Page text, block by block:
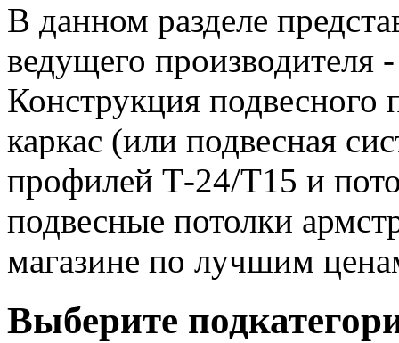
В данном разделе
ведущего
Конструкция подвесного
каркас (или подвесная
профилей Т-24/Т15 и
подвесные потолки
магазине по лучшим
Выберите